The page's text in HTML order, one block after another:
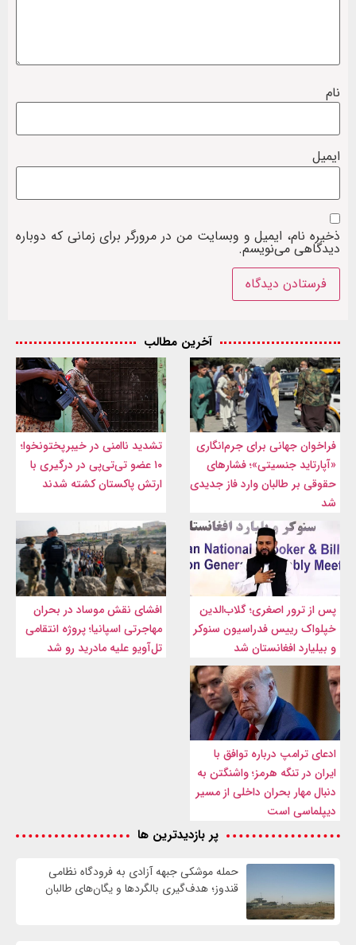
نام
ایمیل
ذخیره نام، ایمیل و وبسایت من در مرورگر برای زمانی که دوباره
دیدگاهی می‌نویسم.
آخرین مطالب
فراخوان جهانی برای جرم‌انگاری
«آپارتاید جنسیتی»؛ فشارهای
حقوقی بر طالبان وارد فاز جدیدی
شد
تشدید ناامنی در خیبرپختونخوا؛
۱۰ عضو تی‌تی‌پی در درگیری با
ارتش پاکستان کشته شدند
پس از ترور اصغری؛ گلاب‌الدین
خپلواک رییس فدراسیون سنوکر
و بیلیارد افغانستان شد
افشای نقش موساد در بحران
مهاجرتی اسپانیا؛ پروژه انتقامی
تل‌آویو علیه مادرید رو شد
ادعای ترامپ درباره توافق با
ایران در تنگه هرمز؛ واشنگتن به
دنبال مهار بحران داخلی از مسیر
دیپلماسی است
پر بازدیدترین ها
حمله موشکی جبهه آزادی به فرودگاه نظامی
قندوز؛ هدف‌گیری بالگردها و یگان‌های طالبان